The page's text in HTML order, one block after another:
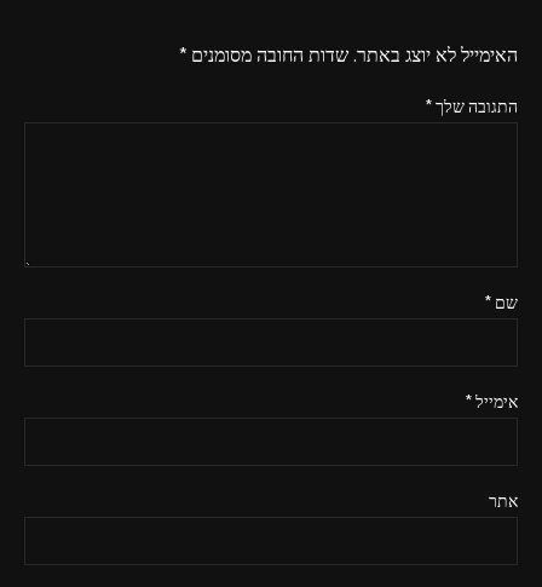
האימייל לא יוצג באתר.שדות החובה מסומנים*
התגובה שלך*
שם*
אימייל*
אתר